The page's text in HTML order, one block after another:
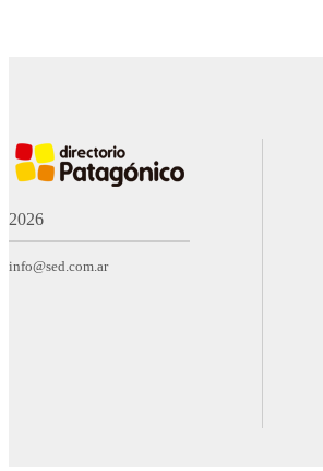
2026
info@sed.com.ar